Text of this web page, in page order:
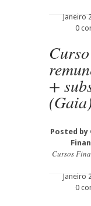
Janeiro
0
+
(Gaia)
Posted by
Cursos
Janeiro
0